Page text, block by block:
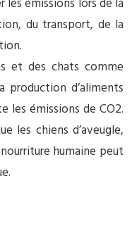
du transport, de la
et des chats comme
production d’aliments
les émissions de CO2.
les chiens d’aveugle,
humaine peut